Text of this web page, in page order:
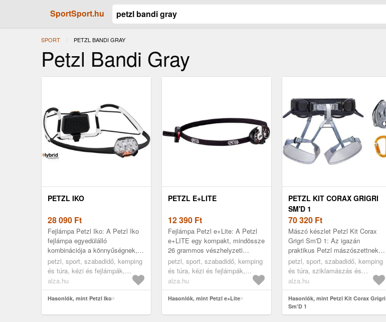
SportSport.hu
SPORT JELENLEGI:
PETZL BANDI GRAY
Petzl Bandi Gray
PETZL IKO
28 090 Ft
Fejlámpa Petzl Iko: A Petzl Iko
fejlámpa egyedülálló
kombinációja a könnyűségnek,
az innovatív kialakításnak és a
magas teljesítménynek,
elsősorban...
petzl, sport, szabadidő, kemping
és túra, kézi és fejlámpák,
fejlámpák
alza.hu
Hasonlók, mint Petzl Iko
PETZL E+LITE
12 390 Ft
Fejlámpa Petzl e+Lite: A Petzl
e+LITE egy kompakt, mindössze
26 grammos vészhelyzeti
fejlámpa, amelyet mindig
magaddal vihetsz a
hátizsákodban. A m...
petzl, sport, szabadidő, kemping
és túra, kézi és fejlámpák,
fejlámpák
alza.hu
Hasonlók, mint Petzl e+Lite
PETZL KIT CORAX GRIGRI
SM'D 1
70 320 Ft
Mászó készlet Petzl Kit Corax
Grigri Sm'D 1: Az igazán
praktikus Petzl mászószettnek
köszönhetően új szintre
emelheted a mászási
teljesítményedet. ...
petzl, sport, szabadidő, kemping
és túra, sziklamászás és
hegymászás, szettek
alza.hu
Hasonlók, mint Petzl Kit Corax Grigri
Sm'D 1